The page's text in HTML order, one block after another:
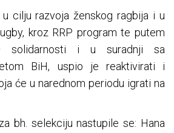
u cilju razvoja ženskog ragbija i u
kroz RRP program te putem
solidarnosti i u suradnji sa
BiH, uspio je reaktivirati i
će u narednom periodu igrati na
bh. selekciju nastupile se: Hana